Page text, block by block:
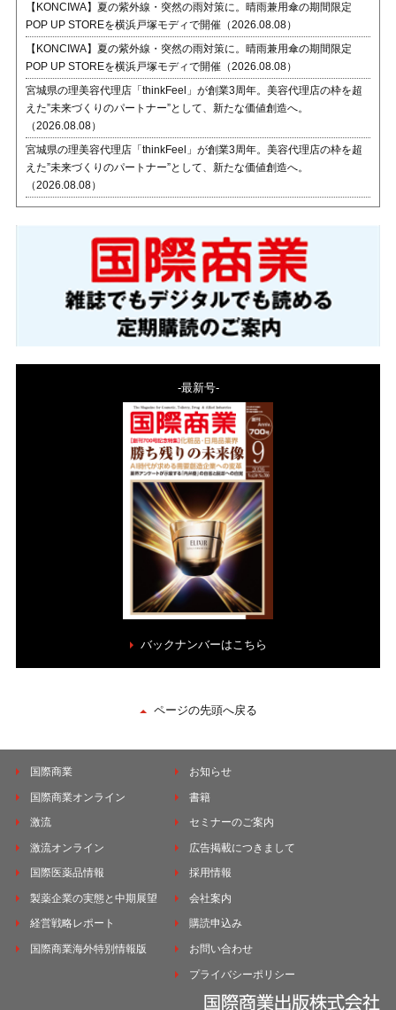
【KONCIWA】夏の紫外線・突然の雨対策に。晴雨兼用傘の期間限定
POP UP STOREを横浜戸塚モディで開催（2026.08.08）
【KONCIWA】夏の紫外線・突然の雨対策に。晴雨兼用傘の期間限定
POP UP STOREを横浜戸塚モディで開催（2026.08.08）
宮城県の理美容代理店「thinkFeel」が創業3周年。美容代理店の枠を超
えた”未来づくりのパートナー”として、新たな価値創造へ。
（2026.08.08）
宮城県の理美容代理店「thinkFeel」が創業3周年。美容代理店の枠を超
えた”未来づくりのパートナー”として、新たな価値創造へ。
（2026.08.08）
-最新号-
バックナンバーはこちら
ページの先頭へ戻る
国際商業
国際商業オンライン
激流
激流オンライン
国際医薬品情報
製薬企業の実態と中期展望
経営戦略レポート
国際商業海外特別情報版
お知らせ
書籍
セミナーのご案内
広告掲載につきまして
採用情報
会社案内
購読申込み
お問い合わせ
プライバシーポリシー